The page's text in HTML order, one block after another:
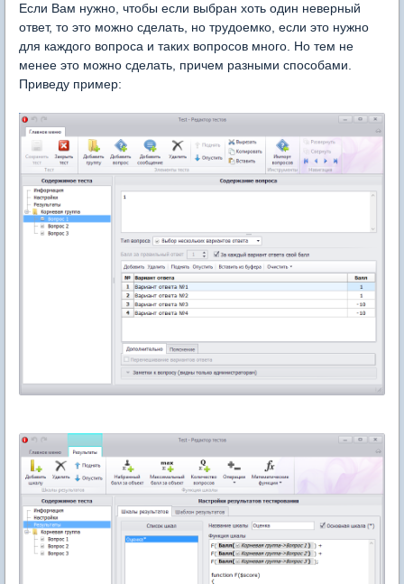
Если Вам нужно, чтобы если выбран хоть один неверный
ответ, то это можно сделать, но трудоемко, если это нужно
для каждого вопроса и таких вопросов много. Но тем не
менее это можно сделать, причем разными способами.
Приведу пример: